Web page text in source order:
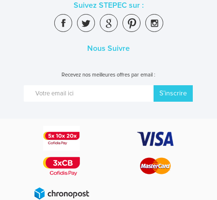
Suivez STEPEC sur :
Nous Suivre
Recevez nos meilleures offres par email :
S’inscrire